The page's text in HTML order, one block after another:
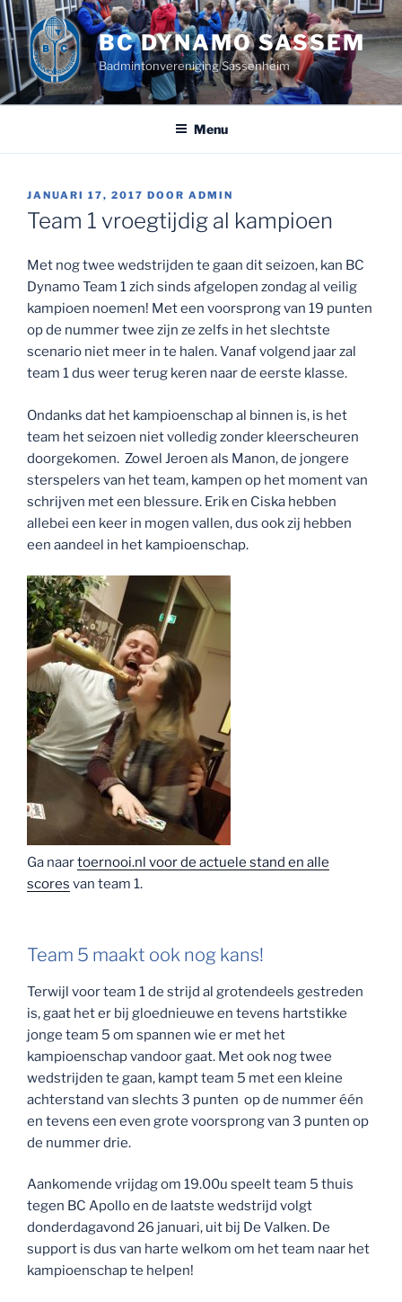
Ga
naar
de
inhoud
BC DYNAMO SASSEM
Badmintonvereniging Sassenheim
Menu
GEPLAATST
OP
JANUARI 17, 2017 DOOR ADMIN
Team 1 vroegtijdig al kampioen
Met nog twee wedstrijden te gaan dit seizoen, kan BC
Dynamo Team 1 zich sinds afgelopen zondag al veilig
kampioen noemen! Met een voorsprong van 19 punten
op de nummer twee zijn ze zelfs in het slechtste
scenario niet meer in te halen. Vanaf volgend jaar zal
team 1 dus weer terug keren naar de eerste klasse.
Ondanks dat het kampioenschap al binnen is, is het
team het seizoen niet volledig zonder kleerscheuren
doorgekomen. Zowel Jeroen als Manon, de jongere
sterspelers van het team, kampen op het moment van
schrijven met een blessure. Erik en Ciska hebben
allebei een keer in mogen vallen, dus ook zij hebben
een aandeel in het kampioenschap.
Ga naartoernooi.nl voor de actuele stand en alle
scores van team 1.
Team 5 maakt ook nog kans!
Terwijl voor team 1 de strijd al grotendeels gestreden
is, gaat het er bij gloednieuwe en tevens hartstikke
jonge team 5 om spannen wie er met het
kampioenschap vandoor gaat. Met ook nog twee
wedstrijden te gaan, kampt team 5 met een kleine
achterstand van slechts 3 punten op de nummer één
en tevens een even grote voorsprong van 3 punten op
de nummer drie.
Aankomende vrijdag om 19.00u speelt team 5 thuis
tegen BC Apollo en de laatste wedstrijd volgt
donderdagavond 26 januari, uit bij De Valken. De
support is dus van harte welkom om het team naar het
kampioenschap te helpen!